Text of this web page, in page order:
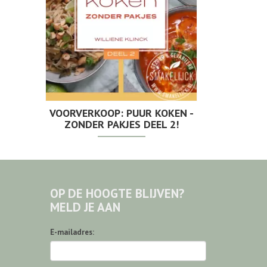
VOORVERKOOP: PUUR KOKEN -
ZONDER PAKJES DEEL 2!
OP DE HOOGTE BLIJVEN?
MELD JE AAN
E-mailadres: